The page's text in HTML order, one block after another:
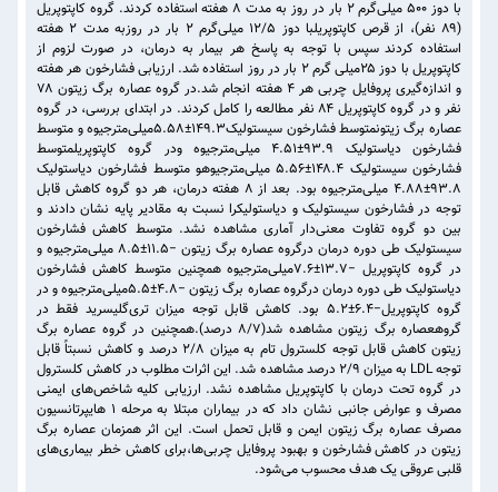
با دوز ۵۰۰ میلی‌گرم ۲ بار در روز به مدت ۸ هفته استفاده کردند. گروه کاپتوپریل
(۸۹ نفر)، از قرص کاپتوپریلبا دوز ۱۲/۵ میلی‌گرم ۲ بار در روزبه مدت ۲ هفته
استفاده کردند سپس با توجه به پاسخ هر بیمار به درمان، در صورت لزوم از
کاپتوپریل با دوز ۲۵میلی گرم ۲ بار در روز استفاده شد. ارزیابی فشارخون هر هفته
و اندازه‌گیری پروفایل چربی هر ۴ هفته انجام شد.در گروه عصاره برگ زیتون ۷۸
نفر و در گروه کاپتوپریل ۸۴ نفر مطالعه را کامل کردند. در ابتدای بررسی، در گروه
عصاره برگ زیتونمتوسط فشارخون سیستولیک۱۴۹.۳±۵.۵۸میلی‌مترجیوه و متوسط
فشارخون دیاستولیک ۹۳.۹±۴.۵۱ میلی‌مترجیوه ودر گروه کاپتوپریلمتوسط
فشارخون سیستولیک ۱۴۸.۴±۵.۵۶ میلی‌مترجیوهو متوسط فشارخون دیاستولیک
۹۳.۸±۴.۸۸ میلی‌مترجیوه بود. بعد از ۸ هفته درمان، هر دو گروه کاهش قابل
توجه در فشارخون سیستولیک و دیاستولیکرا نسبت به مقادیر پایه نشان دادند و
بین دو گروه تفاوت معنی‌دار آماری مشاهده نشد. متوسط کاهش فشارخون
سیستولیک طی دوره درمان درگروه عصاره برگ زیتون −۱۱.۵±۸.۵ میلی‌مترجیوه و
در گروه کاپتوپریل −۱۳.۷±۷.۶میلی‌مترجیوه همچنین متوسط کاهش فشارخون
دیاستولیک طی دوره درمان درگروه عصاره برگ زیتون −۴.۸±۵.۵میلی‌مترجیوه و در
گروه کاپتوپریل−۶.۴±۵.۲ بود. کاهش قابل توجه میزان تری‌گلیسرید فقط در
گروهعصاره برگ زیتون مشاهده شد(۸/۷ درصد).همچنین در گروه عصاره برگ
زیتون کاهش قابل توجه کلسترول تام به میزان ۲/۸ درصد و کاهش نسبتاً قابل
توجه LDL به میزان ۲/۹ درصد مشاهده شد. این اثرات مطلوب در کاهش کلسترول
در گروه تحت درمان با کاپتوپریل مشاهده نشد. ارزیابی کلیه شاخص‌های ایمنی
مصرف و عوارض جانبی نشان داد که در بیماران مبتلا به مرحله ۱ هایپرتانسیون
مصرف عصاره برگ زیتون ایمن و قابل تحمل است. این اثر همزمان عصاره برگ
زیتون در کاهش فشارخون و بهبود پروفایل چربی‌ها،برای کاهش خطر بیماری‌های
قلبی عروقی یک هدف محسوب می‌شود.